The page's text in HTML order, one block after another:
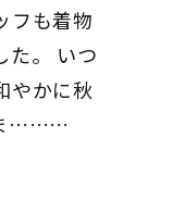
フも着物
た。 いつ
やかに秋
ま………